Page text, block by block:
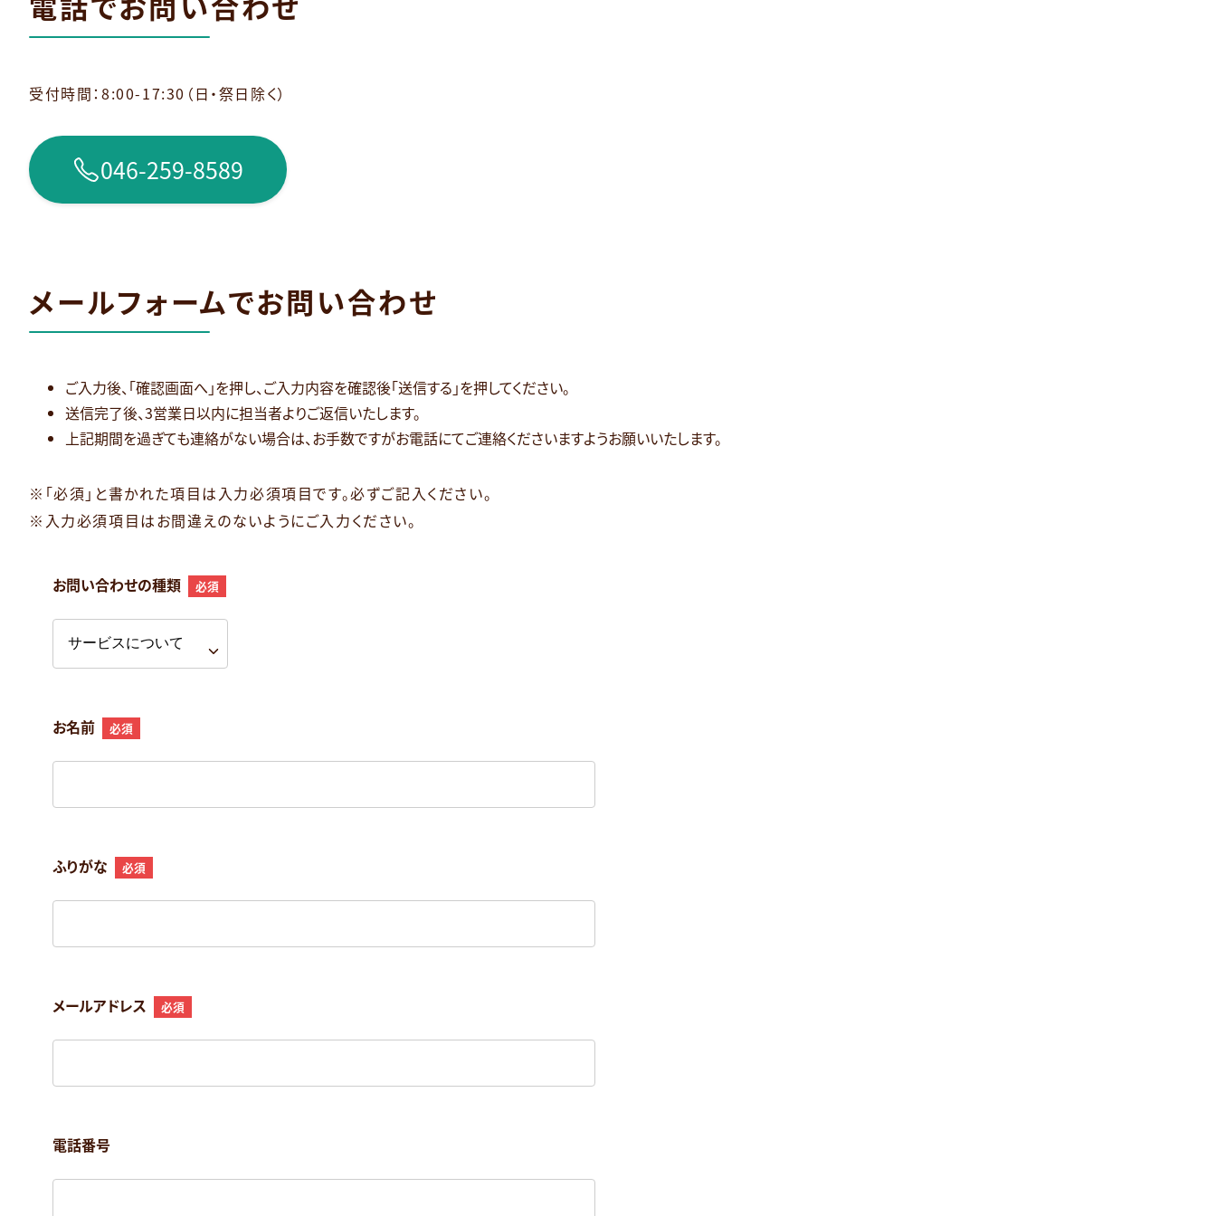
受付時間：8:00-17:30（日・祭日除く）
046-259-8589
メールフォームでお問い合わせ
ご入力後、「確認画面へ」を押し、ご入力内容を確認後「送信する」を押してください。
送信完了後、3営業日以内に担当者よりご返信いたします。
上記期間を過ぎても連絡がない場合は、お手数ですがお電話にてご連絡くださいますようお願いいたします。
※「必須」と書かれた項目は入力必須項目です。必ずご記入ください。
※入力必須項目はお間違えのないようにご入力ください。
お問い合わせの種類 必須
お名前 必須
ふりがな 必須
メールアドレス 必須
電話番号